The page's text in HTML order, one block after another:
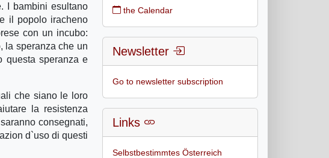
I bambini esultano
il popolo iracheno
con un incubo:
la speranza che un
questa speranza e
che siano le loro
la resistenza
consegnati,
d`uso di questi
the Calendar
Newsletter
Go to newsletter subscription
Links
Selbstbestimmtes Österreich